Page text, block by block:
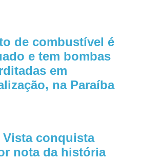
de combustível é
e tem bombas
em
na Paraíba
Vista conquista
nota da história